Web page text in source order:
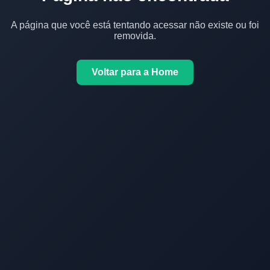
A página que você está tentando acessar não existe ou foi
removida.
Voltar para a Home